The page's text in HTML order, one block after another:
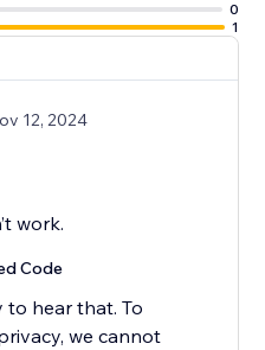
0
1
12, 2024
work.
Code
to hear that. To
we cannot